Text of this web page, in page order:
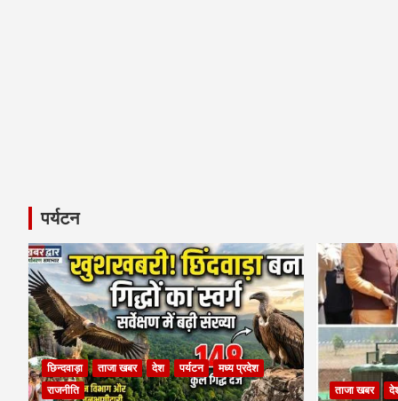
पर्यटन
छिन्दवाड़ा ताजा खबर देश पर्यटन
मध्य प्रदेश
राजनीति
ताजा खबर